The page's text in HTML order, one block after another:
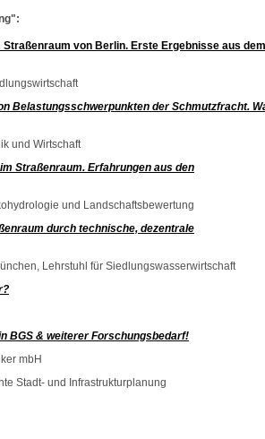
von Berlin. Erste Ergebnisse aus dem
Belastungsschwerpunkten der Schmutzfracht.
und Wirtschaft
Straßenraum. Erfahrungen aus den
und Landschaftsbewertung
durch technische, dezentrale
Lehrstuhl für Siedlungswasserwirtschaft
BGS & weiterer Forschungsbedarf!
mbH
Stadt- und Infrastrukturplanung